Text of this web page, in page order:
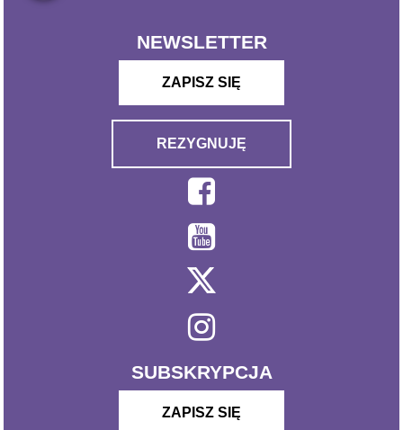
NEWSLETTER
ZAPISZ SIĘ
REZYGNUJĘ
SUBSKRYPCJA
ZAPISZ SIĘ